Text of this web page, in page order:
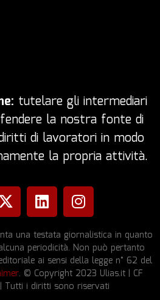
tutelare gli intermediari
la nostra fonte di
di lavoratori in modo
la propria attività.
una testata giornalistica in quanto
periodicità. Non può pertanto
ai sensi della legge n° 62 del
. © Copyright 2023 Ulias.it | CF
Tutti i diritti sono riservati